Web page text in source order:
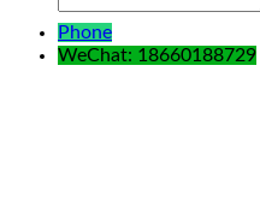
Phone
WeChat: 18660188729